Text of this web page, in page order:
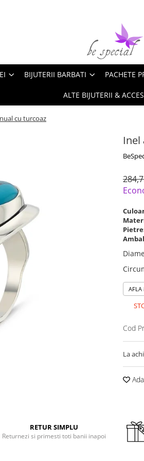
BIJUTERII BARBATI PACHETE
ALTE BIJUTERII &
cu turcoaz
Inel
AFLA
Cod
La
RETUR SIMPLU
Returnezi si primesti toti banii inapoi